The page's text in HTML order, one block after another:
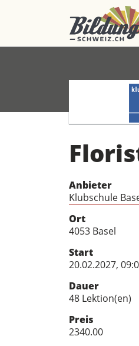
Anbieter
Klubschule
Ort
4053 Basel
Start
20.02.2027,
Dauer
48 Lektion(en)
Preis
2340.00